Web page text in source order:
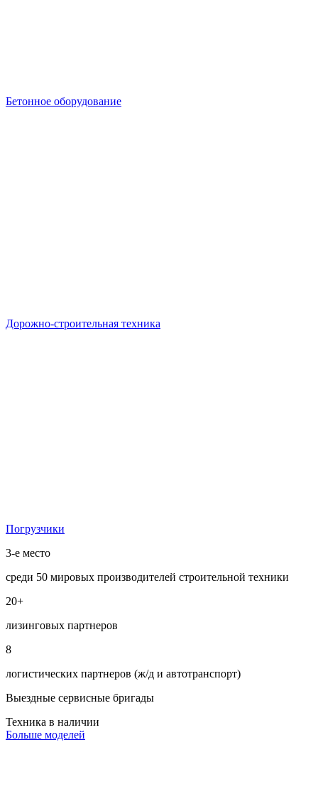
Бетонное оборудование
Дорожно-строительная техника
Погрузчики
3-е место
среди 50 мировых производителей строительной техники
20+
лизинговых партнеров
8
логистических партнеров (ж/д и автотранспорт)
Выездные сервисные бригады
Техника в наличии
Больше моделей